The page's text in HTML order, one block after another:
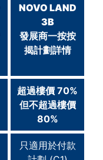
NOVO LAND
3B
發展商一按按
揭計劃詳情
超過樓價 70%
但不超過樓價
80%
只適用於付款